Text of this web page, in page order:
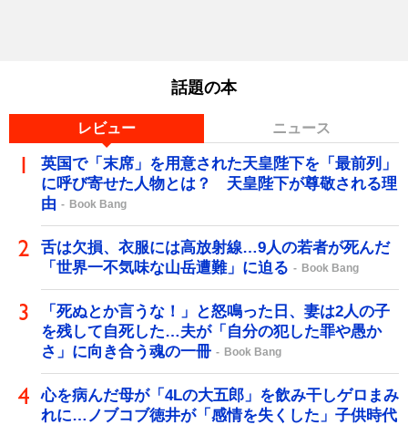
話題の本
レビュー ニュース
英国で「末席」を用意された天皇陛下を「最前列」
に呼び寄せた人物とは？ 天皇陛下が尊敬される理
由
Book Bang
舌は欠損、衣服には高放射線…9人の若者が死んだ
「世界一不気味な山岳遭難」に迫る
Book Bang
「死ぬとか言うな！」と怒鳴った日、妻は2人の子
を残して自死した…夫が「自分の犯した罪や愚か
さ」に向き合う魂の一冊
Book Bang
心を病んだ母が「4Lの大五郎」を飲み干しゲロまみ
れに…ノブコブ徳井が「感情を失くした」子供時代